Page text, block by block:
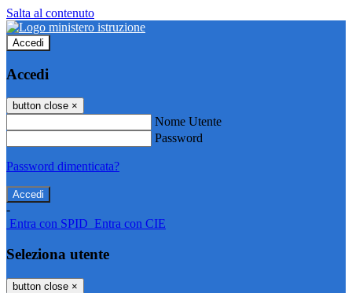
Salta al contenuto
Accedi
Accedi
button close ×
Nome Utente
Password
Password dimenticata?
-
Entra con SPID Entra con CIE
Seleziona utente
button close ×